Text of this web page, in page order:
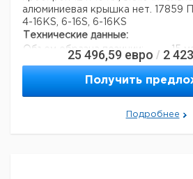
алюминиевая крышка нет. 17859
4-16KS, 6-16S, 6-16KS
Технические данные:
Объем образца позиции:
15
Количество позиций образца:
25 496,59 евро / 2
Получить
Подробнее